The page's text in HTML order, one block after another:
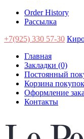
Order History
Рассылка
+7(925) 330 57-30
Главная
Закладки (0)
Постоянный
Корзина покупок
Оформление
Контакты